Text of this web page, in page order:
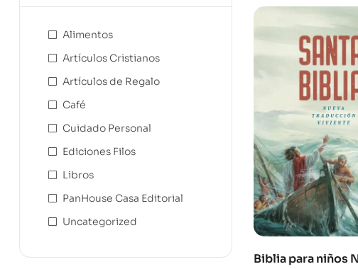
Biblia para niños
Alimentos
Artículos Cristianos
Artículos de Regalo
Café
Cuidado Personal
Ediciones Filos
Libros
PanHouse Casa Editorial
Uncategorized